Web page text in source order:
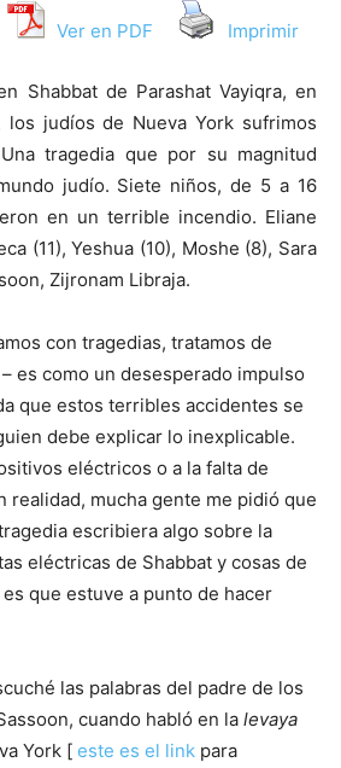
Ver en PDF Imprimir
Shabbat de Parashat Vayiqra, en
los judíos de Nueva York sufrimos
tragedia que por su magnitud
judío. Siete niños, de 5 a 16
en un terrible incendio. Eliane
(11), Yeshua (10), Moshe (8), Sara
Zijronam Libraja.
con tragedias, tratamos de
es como un desesperado impulso
que estos terribles accidentes se
debe explicar lo inexplicable.
eléctricos o a la falta de
realidad, mucha gente me pidió que
escribiera algo sobre la
eléctricas de Shabbat y cosas de
que estuve a punto de hacer
las palabras del padre de los
cuando habló en la levaya
York [ este es el link para